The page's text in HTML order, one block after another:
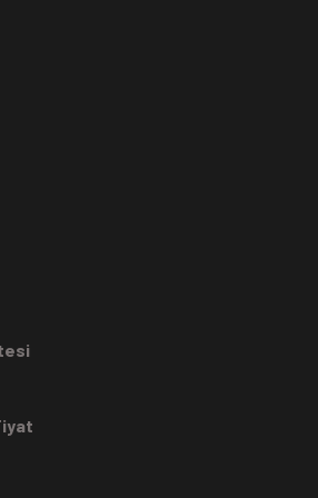
karta iade edilir.
ve buna benzer tüm